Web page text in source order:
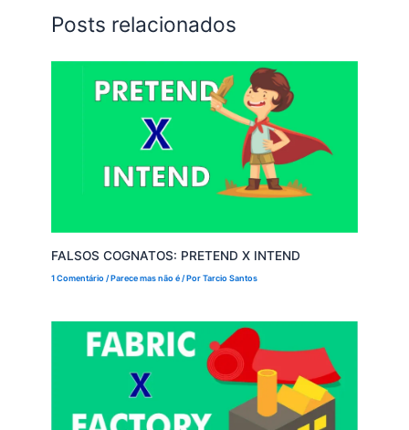
Posts relacionados
FALSOS COGNATOS: PRETEND X INTEND
1 Comentário /Parece mas não é/ PorTarcio Santos